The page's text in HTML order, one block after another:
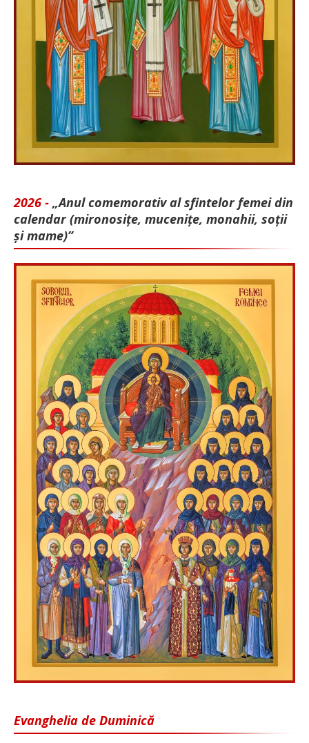
2026 - „Anul comemorativ al sfintelor femei din
calendar (mironosițe, mu­cenițe, monahii, soții
și mame)”
Evanghelia de Duminică